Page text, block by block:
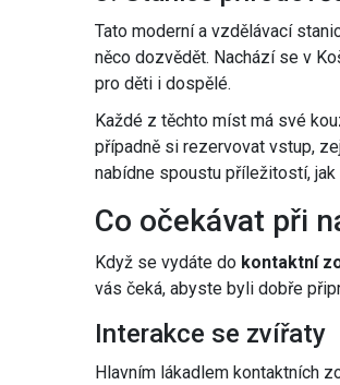
Tato moderní a vzdělávací
něco dozvědět. Nachází se v
pro děti i dospělé.
Každé z těchto míst má své
případně si rezervovat vstup,
nabídne spoustu příležitostí,
Co očekávat při
Když se vydáte do kontaktní
vás čeká, abyste byli dobře
Interakce se zvířaty
Hlavním lákadlem kontaktních